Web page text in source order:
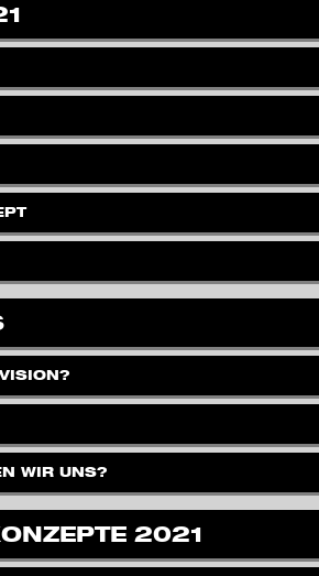
.
.
WIR UNS?
2021